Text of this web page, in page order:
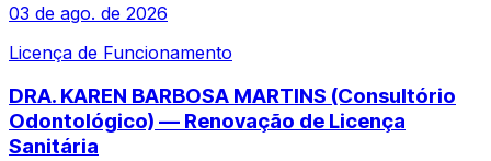
03 de ago. de 2026
Licença de Funcionamento
DRA. KAREN BARBOSA MARTINS (Consultório
Odontológico) — Renovação de Licença
Sanitária